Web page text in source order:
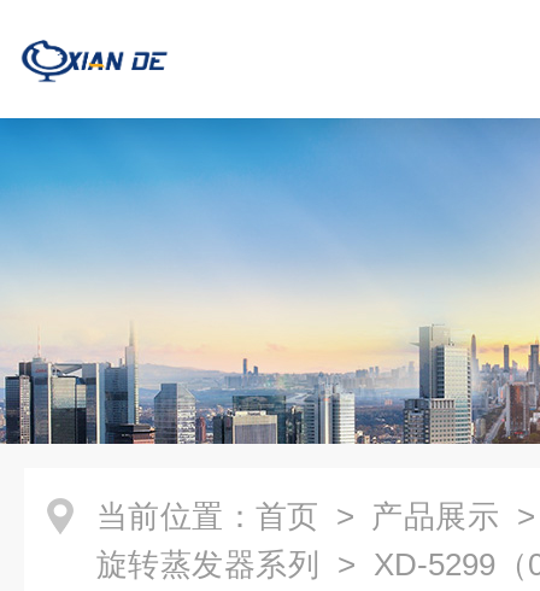
当前位置： 首页 > 产品展示
旋转蒸发器系列
> XD-5299（